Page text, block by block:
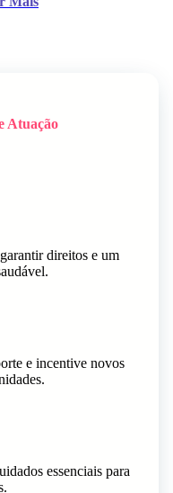
Atuação
direitos e um
e incentive novos
essenciais para